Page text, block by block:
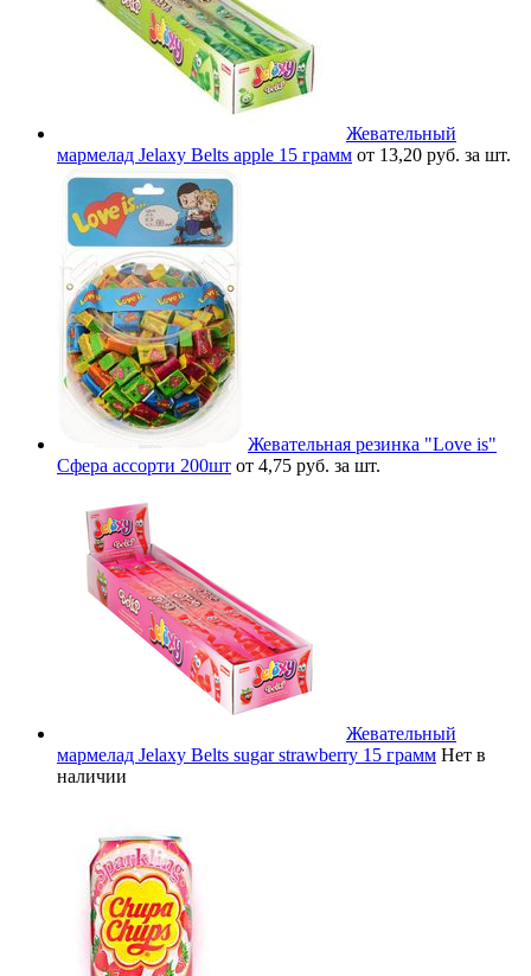
Жевательный
мармелад Jelaxy Belts apple 15 грамм от 13,20 руб. за шт.
Жевательная резинка "Love is"
Сфера ассорти 200шт от 4,75 руб. за шт.
Жевательный
мармелад Jelaxy Belts sugar strawberry 15 грамм Нет в
наличии